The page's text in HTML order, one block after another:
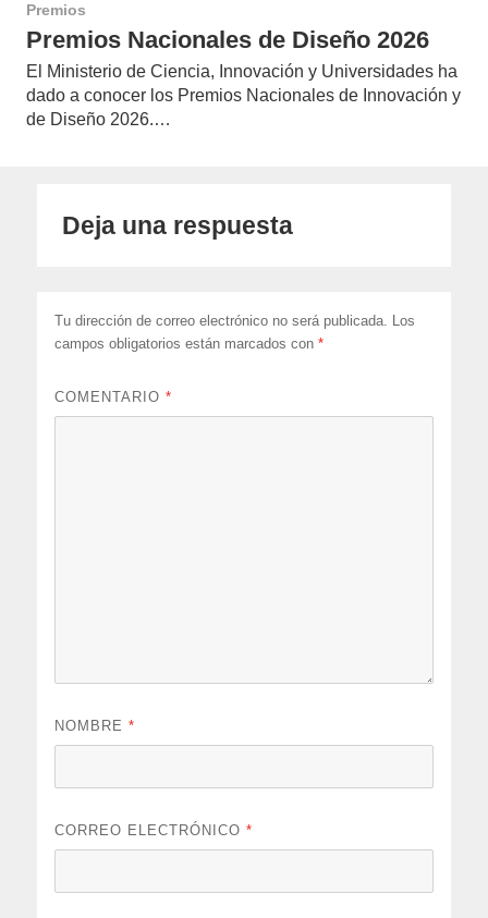
Premios
Premios Nacionales de Diseño 2026
El Ministerio de Ciencia, Innovación y Universidades ha
dado a conocer los Premios Nacionales de Innovación y
de Diseño 2026.…
Deja una respuesta
Tu dirección de correo electrónico no será publicada. Los
campos obligatorios están marcados con*
COMENTARIO*
NOMBRE*
CORREO ELECTRÓNICO*